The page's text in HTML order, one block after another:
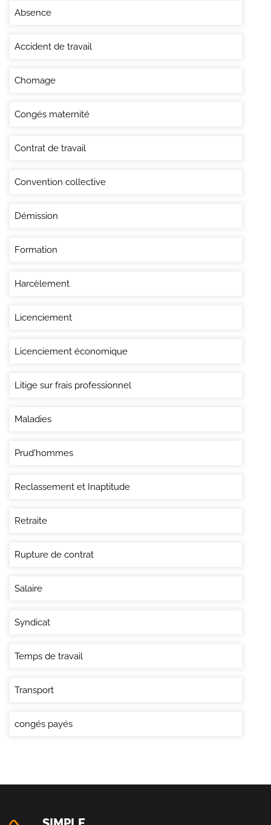
Absence
Accident de travail
Chomage
Congés maternité
Contrat de travail
Convention collective
Démission
Formation
Harcèlement
Licenciement
Licenciement économique
Litige sur frais professionnel
Maladies
Prud'hommes
Reclassement et Inaptitude
Retraite
Rupture de contrat
Salaire
Syndicat
Temps de travail
Transport
congés payés